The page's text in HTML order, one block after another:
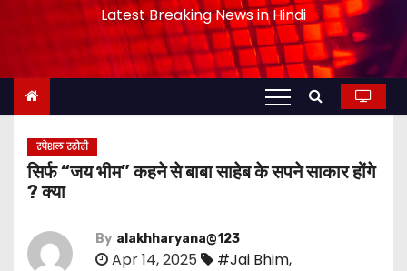
Latest Breaking News in Hindi
स्पेशल स्टोरी
सिर्फ “जय भीम” कहने से बाबा साहेब के सपने साकार होंगे
? क्या
By alakhharyana@123
Apr 14, 2025 #Jai Bhim,